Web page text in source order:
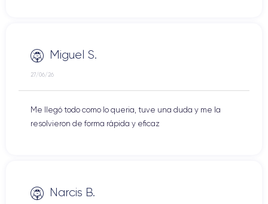
Miguel S.
27/06/26
Me llegó todo como lo queria, tuve una duda y me la
resolvieron de forma rápida y eficaz
Narcis B.